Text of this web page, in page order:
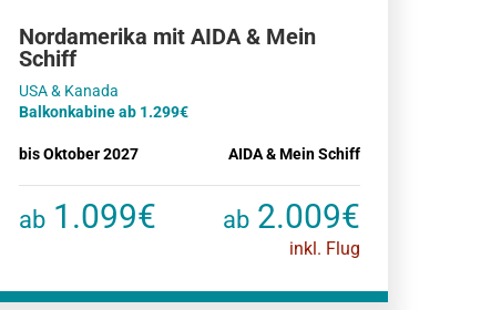
Nordamerika mit AIDA & Mein
Schiff
Balkonkabine ab 1.299€
bis Oktober 2027 AIDA & Mein Schiff
ab 1.099€ ab 2.009€
inkl. Flug